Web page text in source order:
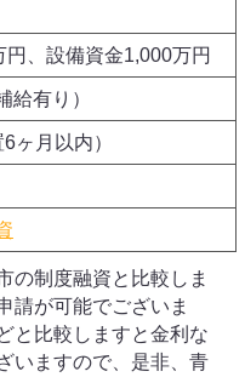
、設備資金1,000万円
給有り）
ヶ月以内）
の制度融資と比較しま
請が可能でございま
と比較しますと金利な
いますので、是非、青